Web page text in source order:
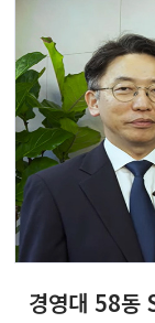
선을 위한 다양
을 키울 수 있도
화예술 활동에
당, 음악대학, 미